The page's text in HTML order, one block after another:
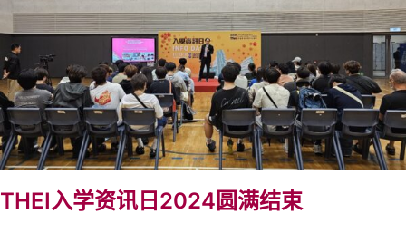
THEI入学资讯日2024圆满结束